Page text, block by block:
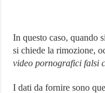
In questo caso, quando
si chiede la rimozione,
video pornografici falsi
I dati da fornire sono